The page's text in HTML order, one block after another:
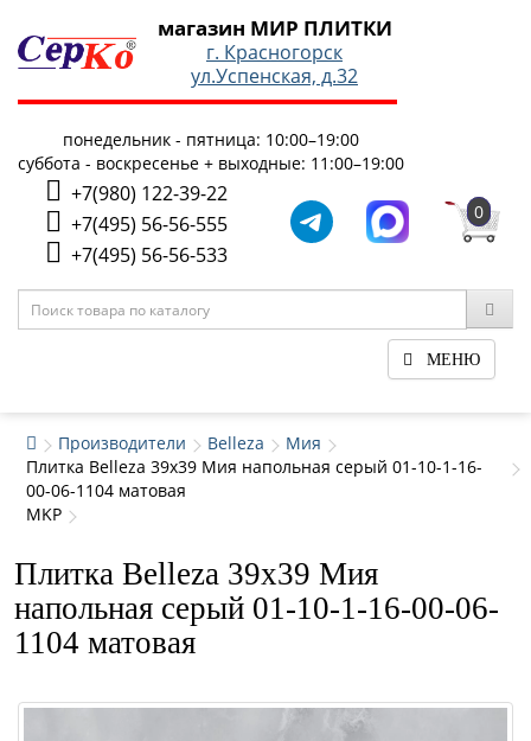
магазин МИР ПЛИТКИ
г. Красногорск
ул.Успенская, д.32
понедельник - пятница: 10:00–19:00
суббота - воскресенье + выходные: 11:00–19:00
+7(980) 122-39-22
+7(495) 56-56-555
+7(495) 56-56-533
0
МЕНЮ
Производители Belleza
Мия
Плитка Belleza 39x39 Мия напольная серый 01-10-1-16-
00-06-1104 матовая
MKP
Плитка Belleza 39x39 Мия
напольная серый 01-10-1-16-00-06-
1104 матовая